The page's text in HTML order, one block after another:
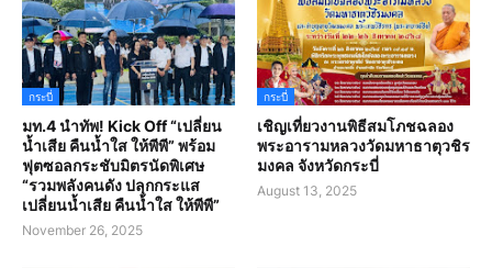
กระบี่
มท.4 นำทัพ! Kick Off “เปลี่ยน
น้ำเสีย คืนน้ำใส ให้พีพี” พร้อม
ฟุตซอลกระชับมิตรนัดพิเศษ
“รวมพลังคนดัง ปลุกกระแส
เปลี่ยนน้ำเสีย คืนน้ำใส ให้พีพี”
November 26, 2025
กระบี่
เชิญเที่ยวงานพิธีสมโภชฉลอง
พระอารามหลวงวัดมหาธาตุวชิร
มงคล จังหวัดกระบี่
August 13, 2025